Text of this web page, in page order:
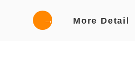
→ More Detail